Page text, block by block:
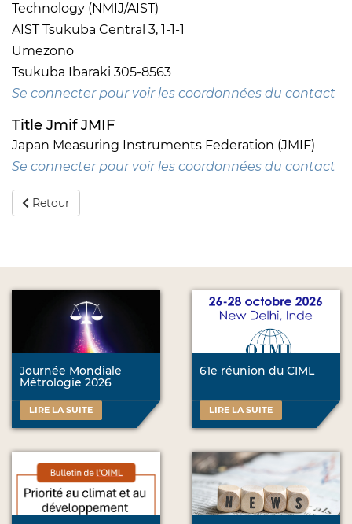
Technology (NMIJ/AIST)
AIST Tsukuba Central 3, 1-1-1
Umezono
Tsukuba Ibaraki 305-8563
Se connecter pour voir les coordonnées du contact
Title Jmif JMIF
Japan Measuring Instruments Federation (JMIF)
Se connecter pour voir les coordonnées du contact
Retour
Journée Mondiale
Métrologie 2026
LIRE LA SUITE
61e réunion du CIML
LIRE LA SUITE